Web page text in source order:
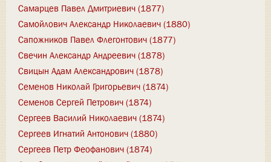
Самарцев Павел Дмитриевич (1877)
Самойлович Александр Николаевич (1880)
Сапожников Павел Флегонтович (1877)
Свечин Александр Андреевич (1878)
Свицын Адам Александрович (1878)
Семенов Николай Григорьевич (1874)
Семенов Сергей Петрович (1874)
Сергеев Василий Николаевич (1874)
Сергеев Игнатий Антонович (1880)
Сергеев Петр Феофанович (1874)